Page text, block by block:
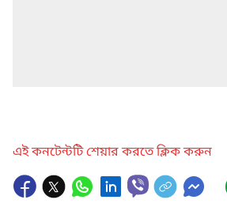
এই কনটেন্টটি শেয়ার করতে ক্লিক করুন